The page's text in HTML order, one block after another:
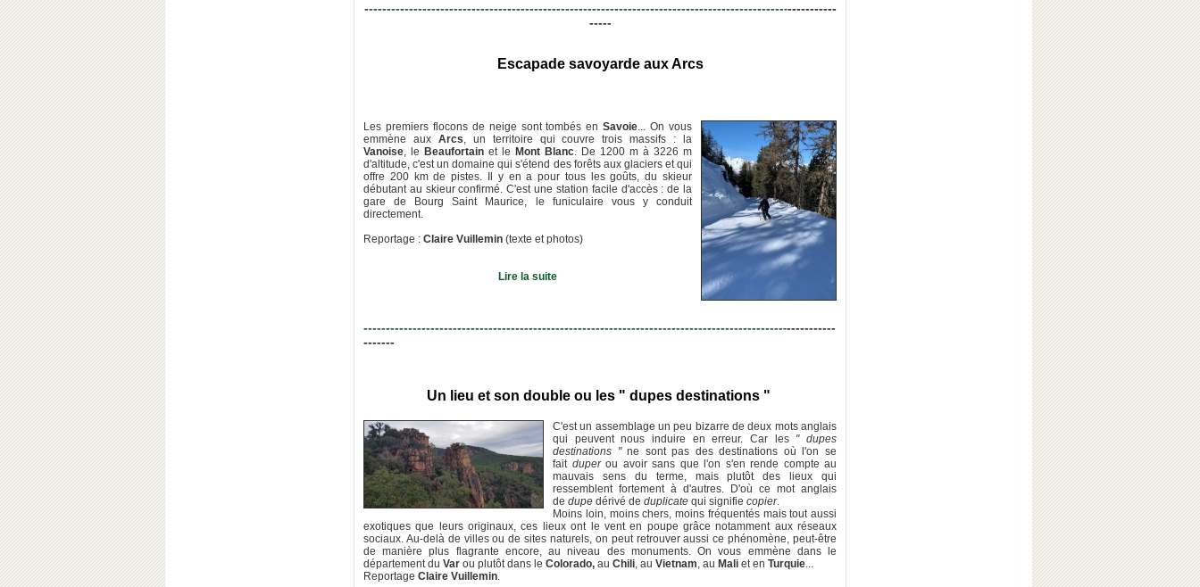
----------------------------------------------------------------------------------------------------------
-----
Escapade savoyarde aux Arcs
Les premiers flocons de neige sont tombés enSavoie... On vous
emmène aux Arcs, un territoire qui couvre trois massifs : la
Vanoise, le Beaufortain et le Mont Blanc. De 1200 m à 3226 m
d'altitude, c'est un domaine qui s'étend des forêts aux glaciers et qui
offre 200 km de pistes. Il y en a pour tous les goûts, du skieur
débutant au skieur confirmé. C'est une station facile d'accès : de la
gare de Bourg Saint Maurice, le funiculaire vous y conduit
directement.
Reportage : Claire Vuillemin (texte et photos)
Lire la suite
----------------------------------------------------------------------------------------------------------
-------
Un lieu et son double ou les " dupes destinations "
C'est un assemblage un peu bizarre de deux mots anglais
qui peuvent nous induire en erreur. Car les " dupes
destinations "ne sont pas des destinations où l'on se
fait duper ou avoir sans que l'on s'en rende compte au
mauvais sens du terme, mais plutôt des lieux qui
ressemblent fortement à d'autres. D'où ce mot anglais
de dupe dérivé de duplicate qui signifie copier.
Moins loin, moins chers, moins fréquentés mais tout aussi
exotiques que leurs originaux, ces lieux ont le vent en poupe grâce notamment aux réseaux
sociaux. Au-delà de villes ou de sites naturels, on peut retrouver aussi ce phénomène, peut-être
de manière plus flagrante encore, au niveau des monuments. On vous emmène dans le
département du Var ou plutôt dans le Colorado, au Chili, au Vietnam, au Mali et en Turquie...
Reportage Claire Vuillemin.